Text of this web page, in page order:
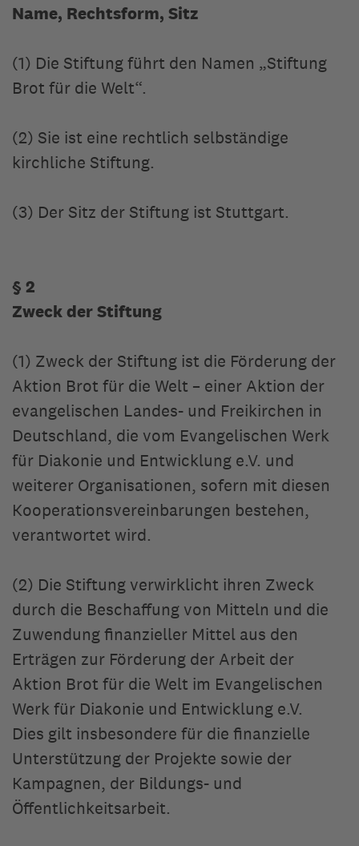
Name, Rechtsform, Sitz
(1) Die Stiftung führt den Namen „Stiftung
Brot für die Welt“.
(2) Sie ist eine rechtlich selbständige
kirchliche Stiftung.
(3) Der Sitz der Stiftung ist Stuttgart.
§ 2
Zweck der Stiftung
(1) Zweck der Stiftung ist die Förderung der
Aktion Brot für die Welt – einer Aktion der
evangelischen Landes- und Freikirchen in
Deutschland, die vom Evangelischen Werk
für Diakonie und Entwicklung e.V. und
weiterer Organisationen, sofern mit diesen
Kooperationsvereinbarungen bestehen,
verantwortet wird.
(2) Die Stiftung verwirklicht ihren Zweck
durch die Beschaffung von Mitteln und die
Zuwendung finanzieller Mittel aus den
Erträgen zur Förderung der Arbeit der
Aktion Brot für die Welt im Evangelischen
Werk für Diakonie und Entwicklung e.V.
Dies gilt insbesondere für die finanzielle
Unterstützung der Projekte sowie der
Kampagnen, der Bildungs- und
Öffentlichkeitsarbeit.